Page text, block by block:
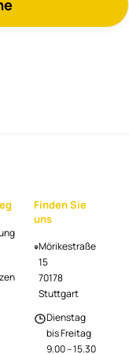
Finanzen,
Finden Sie
uns
Mörikestraße
15
70178
Stuttgart
Dienstag
bis Freitag
9.00 – 15.30